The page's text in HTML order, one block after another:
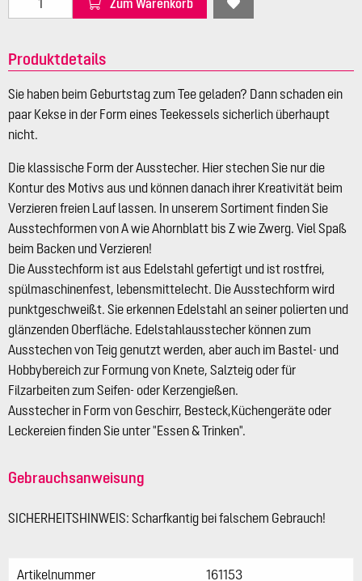
Produktdetails
Sie haben beim Geburtstag zum Tee geladen? Dann schaden ein
paar Kekse in der Form eines Teekessels sicherlich überhaupt
nicht.
Die klassische Form der Ausstecher. Hier stechen Sie nur die
Kontur des Motivs aus und können danach ihrer Kreativität beim
Verzieren freien Lauf lassen. In unserem Sortiment finden Sie
Ausstechformen von A wie Ahornblatt bis Z wie Zwerg. Viel Spaß
beim Backen und Verzieren!
Die Ausstechform ist aus Edelstahl gefertigt und ist rostfrei,
spülmaschinenfest, lebensmittelecht. Die Ausstechform wird
punktgeschweißt. Sie erkennen Edelstahl an seiner polierten und
glänzenden Oberfläche. Edelstahlausstecher können zum
Ausstechen von Teig genutzt werden, aber auch im Bastel- und
Hobbybereich zur Formung von Knete, Salzteig oder für
Filzarbeiten zum Seifen- oder Kerzengießen.
Ausstecher in Form von Geschirr, Besteck,Küchengeräte oder
Leckereien finden Sie unter "Essen & Trinken".
Gebrauchsanweisung
SICHERHEITSHINWEIS: Scharfkantig bei falschem Gebrauch!
Artikelnummer 161153